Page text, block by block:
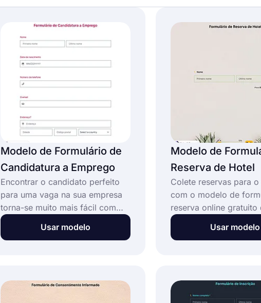
Modelo de Formulário de
Candidatura a Emprego
Encontrar o candidato perfeito
para uma vaga na sua empresa
torna-se muito mais fácil com
este modelo de formulário de
candidatura digital bem
Usar modelo
Modelo de
Reserva de Hotel
Colete reservas para o
com o modelo de
reserva online gratuito
forms.app. Você pode
rapidamente com este
formulário de reserva
totalmente gratuito e
Usar modelo